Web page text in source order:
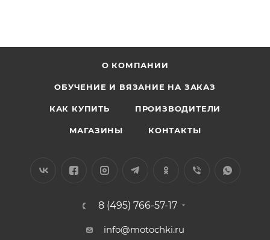
О КОМПАНИИ
ОБУЧЕНИЕ И ВЯЗАНИЕ НА ЗАКАЗ
КАК КУПИТЬ ПРОИЗВОДИТЕЛИ
МАГАЗИНЫ КОНТАКТЫ
8 (495) 766-57-17
info@motochki.ru